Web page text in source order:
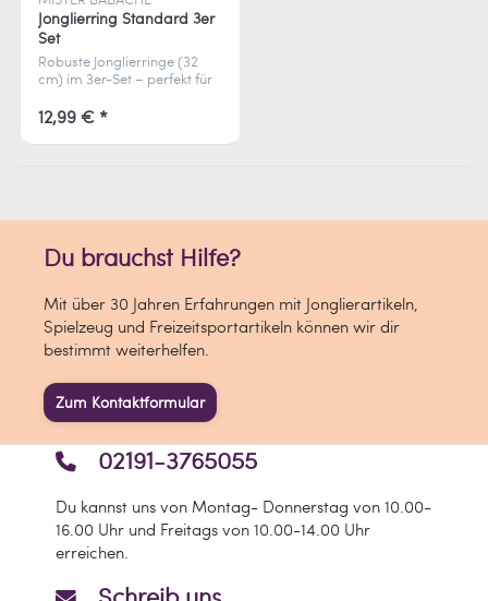
Jonglierring Standard 3er
Set
Robuste Jonglierringe (32
cm) im 3er-Set – perfekt für
präzise und farbenfroh.
12,99 € *
Du brauchst Hilfe?
Mit über 30 Jahren Erfahrungen mit Jonglierartikeln,
Spielzeug und Freizeitsportartikeln können wir dir
bestimmt weiterhelfen.
Zum Kontaktformular
02191-3765055
Du kannst uns von Montag- Donnerstag von 10.00-
16.00 Uhr und Freitags von 10.00-14.00 Uhr
erreichen.